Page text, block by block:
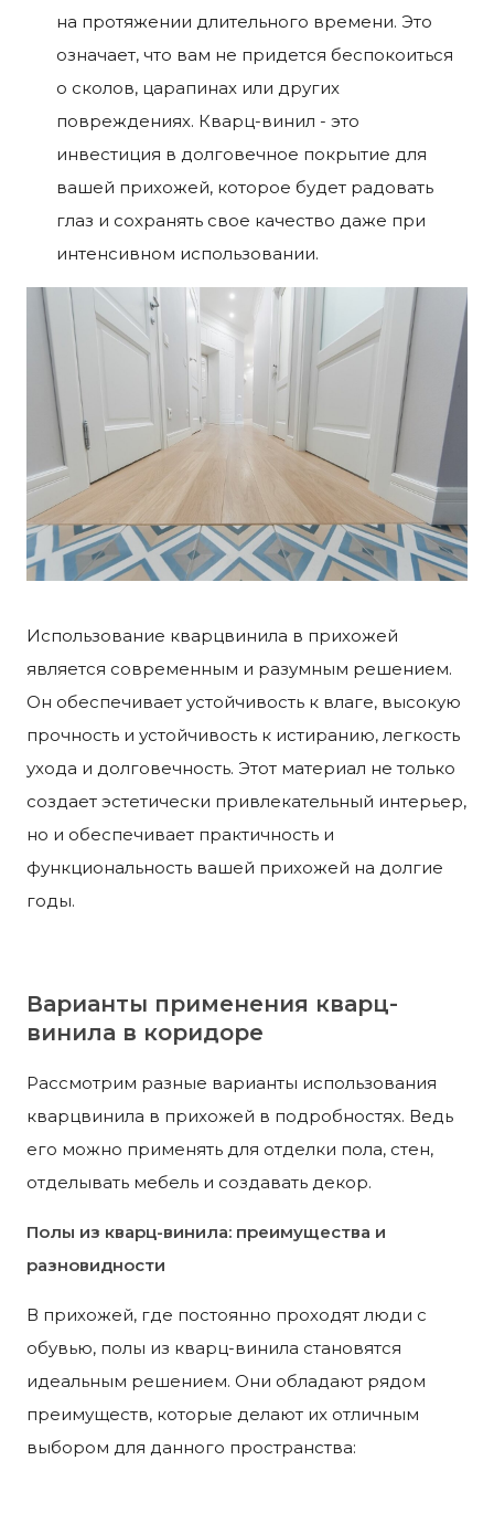
на протяжении длительного времени. Это
означает, что вам не придется беспокоиться
о сколов, царапинах или других
повреждениях. Кварц-винил - это
инвестиция в долговечное покрытие для
вашей прихожей, которое будет радовать
глаз и сохранять свое качество даже при
интенсивном использовании.
Использование кварцвинила в прихожей
является современным и разумным решением.
Он обеспечивает устойчивость к влаге, высокую
прочность и устойчивость к истиранию, легкость
ухода и долговечность. Этот материал не только
создает эстетически привлекательный интерьер,
но и обеспечивает практичность и
функциональность вашей прихожей на долгие
годы.
Варианты применения кварц-
винила в коридоре
Рассмотрим разные варианты использования
кварцвинила в прихожей в подробностях. Ведь
его можно применять для отделки пола, стен,
отделывать мебель и создавать декор.
Полы из кварц-винила: преимущества и
разновидности
В прихожей, где постоянно проходят люди с
обувью, полы из кварц-винила становятся
идеальным решением. Они обладают рядом
преимуществ, которые делают их отличным
выбором для данного пространства: